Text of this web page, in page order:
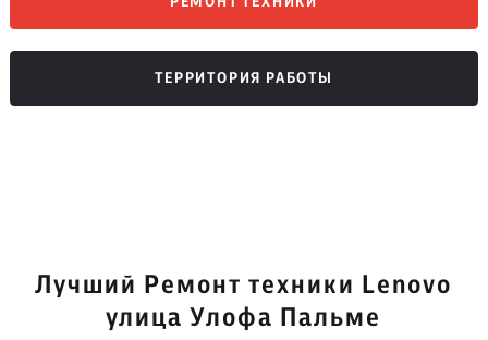
ТЕРРИТОРИЯ РАБОТЫ
Лучший Ремонт техники Lenovo
улица Улофа Пальме